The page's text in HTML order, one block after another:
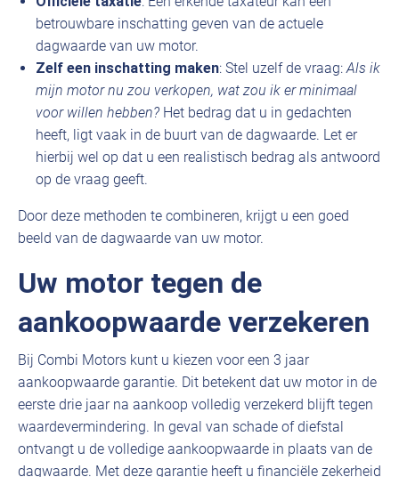
betrouwbare inschatting geven van de actuele
dagwaarde van uw motor.
Zelf een inschatting maken: Stel uzelf de vraag:Als ik
mijn motor nu zou verkopen, wat zou ik er minimaal
voor willen hebben? Het bedrag dat u in gedachten
heeft, ligt vaak in de buurt van de dagwaarde. Let er
hierbij wel op dat u een realistisch bedrag als antwoord
op de vraag geeft.
Door deze methoden te combineren, krijgt u een goed
beeld van de dagwaarde van uw motor.
Uw motor tegen de
aankoopwaarde verzekeren
Bij Combi Motors kunt u kiezen voor een 3 jaar
aankoopwaarde garantie. Dit betekent dat uw motor in de
eerste drie jaar na aankoop volledig verzekerd blijft tegen
waardevermindering. In geval van schade of diefstal
ontvangt u de volledige aankoopwaarde in plaats van de
dagwaarde. Met deze garantie heeft u financiële zekerheid